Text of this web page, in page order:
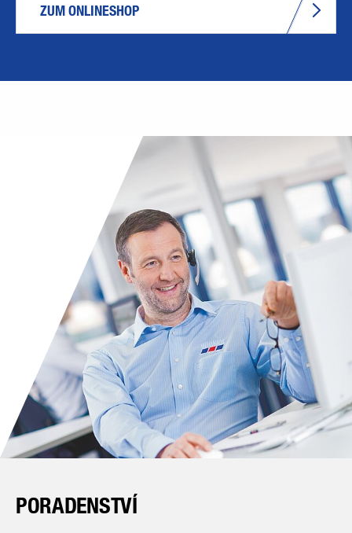
ZUM ONLINESHOP
PORADENSTVÍ